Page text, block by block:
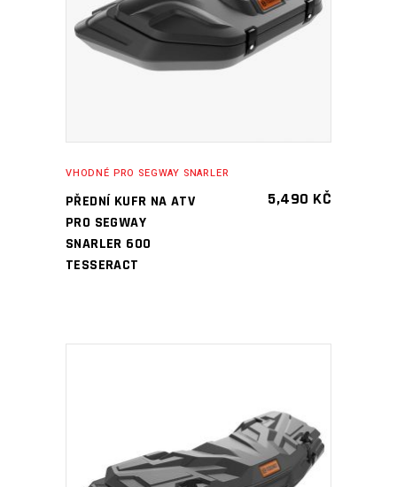
PŘIDAT DO KOŠÍKU
VHODNÉ PRO SEGWAY SNARLER
PŘEDNÍ KUFR NA ATV
PRO SEGWAY
SNARLER 600
TESSERACT
5,490 KČ
PŘIDAT DO KOŠÍKU